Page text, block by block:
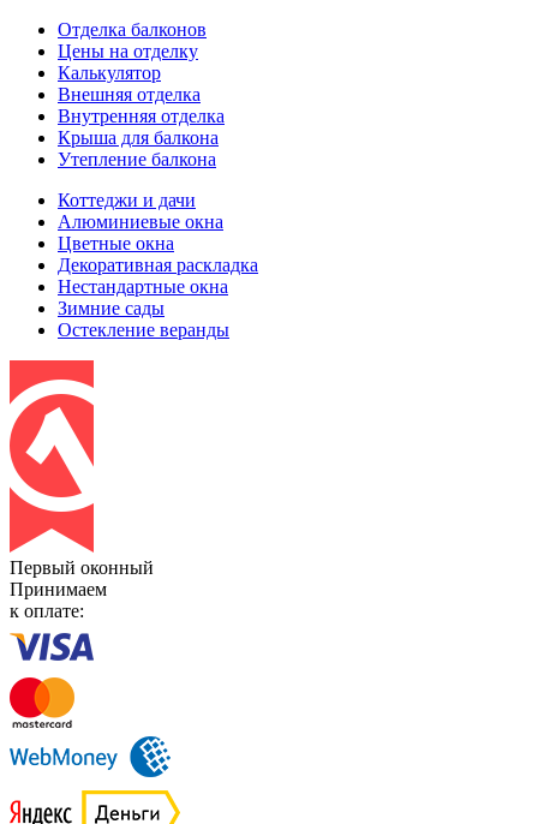
Отделка балконов
Цены на отделку
Калькулятор
Внешняя отделка
Внутренняя отделка
Крыша для балкона
Утепление балкона
Коттеджи и дачи
Алюминиевые окна
Цветные окна
Декоративная раскладка
Нестандартные окна
Зимние сады
Остекление веранды
Первый оконный
Принимаем
к оплате: